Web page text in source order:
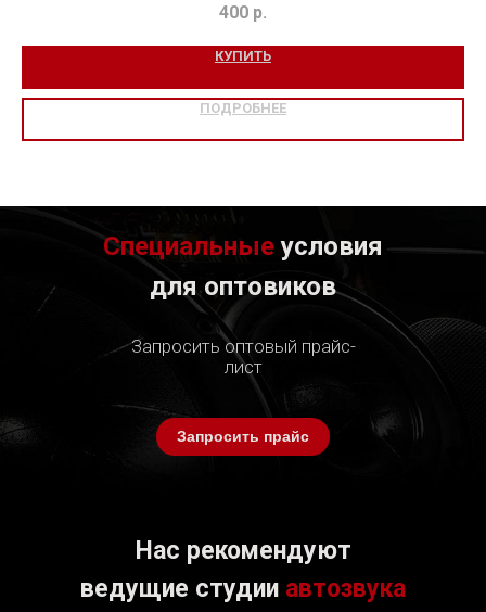
400 р.
КУПИТЬ
ПОДРОБНЕЕ
Специальныеусловия
для оптовиков
Запросить оптовый прайс-
лист
Запросить прайс
Нас рекомендуют
ведущие студии автозвука